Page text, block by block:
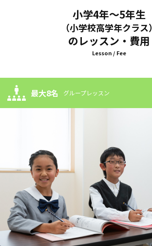
小学4年～5年生
（小学校高学年クラス）
のレッスン・費用
Lesson / Fee
グループレッスン
最大8名